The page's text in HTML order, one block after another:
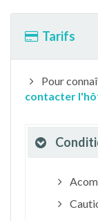
Tarifs
Pour
contacter